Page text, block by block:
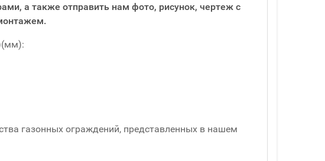
а также отправить нам фото, рисунок, чертеж с
газонных ограждений, представленных в нашем